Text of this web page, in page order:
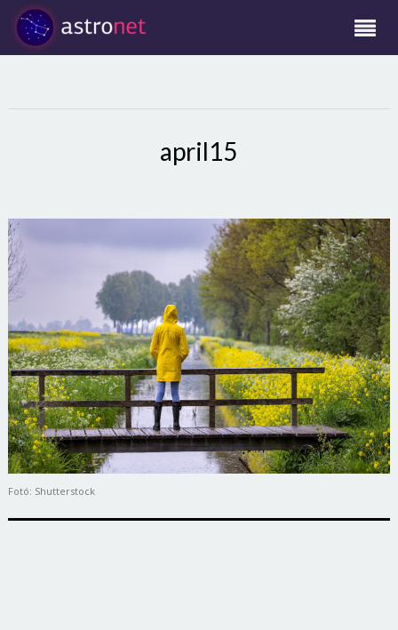
april15
Fotó: Shutterstock